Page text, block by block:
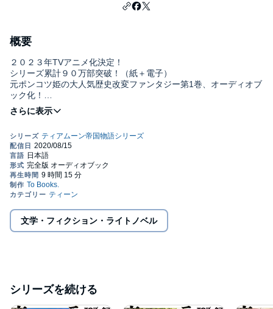
概要
２０２３年TVアニメ化決定！
シリーズ累計９０万部突破！（紙＋電子）
元ポンコツ姫の大人気歴史改変ファンタジー第1巻、オーディオブ
ック化！
＼ティアムーンシリーズ続々／
原作小説12巻2023年1月10日発売！
「こ、これぐらいわたくしにかかれば楽勝ですわ！」
保身上等！ 自己中最強！ 小心者の元(？)ポンコツ姫が前世の記憶
を使って運命に抗う、
一世一代の歴史改変ファンタジーが、遂にオーディオブック化！
※「あとがき」では、特殊なマイクで収録しております。
崩壊したティアムーン帝国で、わがまま姫と蔑まれた皇女ミーア
は処刑された――はずが、目覚めた彼女は12歳に逆戻り？？ 第二
の人生でギロチンを回避するため、帝政の建て直しを決意する。
文学・フィクション・ライトノベル
シリーズを続ける